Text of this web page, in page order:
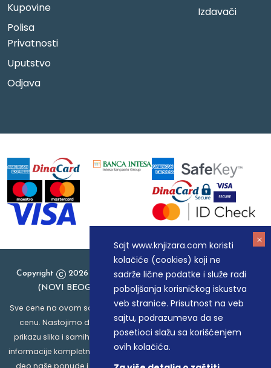
Sajt www.knjizara.com koristi
kolačiće (cookies) koji ne
sadrže lične podatke i služe radi
poboljšanja korisničkog iskustva
veb stranice. Prisutnost na veb
sajtu, podrazumeva da se
posetioci slažu sa korišćenjem
ovih kolačića.
Kupovine
Polisa
Privatnosti
Uputstvo
Odjava
Izdavači
Copyright
2026 Knjizara.com - MAKART DOO BEOGRAD
(NOVI BEOGRAD), PIB: 105184104, MB: 20337524
Sve cene na ovom sajtu iskazane su u dinarima. PDV je uračunat u
cenu. Nastojimo da budemo što precizniji u opisu proizvoda,
prikazu slika i samih cena, ali ne možemo garantovati da su sve
informacije kompletne i bez grešaka. Svi artikli prikazani na sajtu su